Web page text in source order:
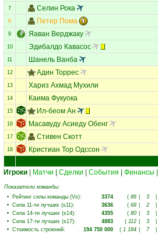
7 Селин Рока
8 Петер Пома
9 Яаван Верджаку
10 Эдибалдо Кавасос
11 Шанель Ванба
12 Адин Торрес
13 Хариз Ахмад Мухили
14 Каима Фукуока
15 Ил-беом Ан
16 Масавуду Асиеду Обенг
17 Стивен Скотт
18 Кристиан Тор Одссон
Игроки Матчи Сделки События Финансы
Показатели команды:
• Рейтинг силы команды (Vs): 3374 ( 86 3
• Сила 11-ти лучших (s11): 3636 ( 68 2
• Сила 14-ти лучших (s14): 4355 ( 80 3
• Сила 17-ти лучших (s17): 4883 ( 112 3
• Стоимость строений: 194 750 000 ( 1 184 7